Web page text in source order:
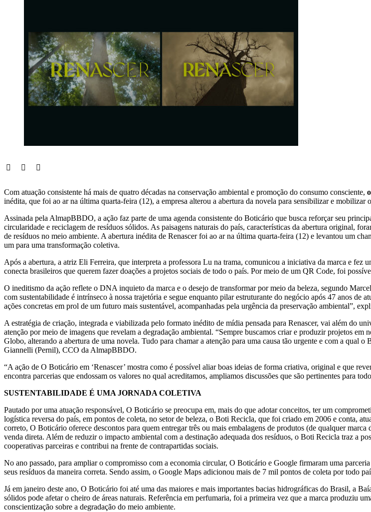
Com atuação consistente há mais de quatro décadas na conservação ambiental e promoção do consumo consciente,
inédita, que foi ao ar na última quarta-feira (12), a empresa alterou a abertura da novela para sensibilizar e
Assinada pela AlmapBBDO, a ação faz parte de uma agenda consistente do Boticário que busca reforçar seu
circularidade e reciclagem de resíduos sólidos. As paisagens naturais do país, características da abertura original,
de resíduos no meio ambiente. A abertura inédita de Renascer foi ao ar na última quarta-feira (12) e levantou um
um para uma transformação coletiva.
Após a abertura, a atriz Eli Ferreira, que interpreta a professora Lu na trama, comunicou a iniciativa da marca e
conecta brasileiros que querem fazer doações a projetos sociais de todo o país. Por meio de um QR Code, foi
O ineditismo da ação reflete o DNA inquieto da marca e o desejo de transformar por meio da beleza, segundo
com sustentabilidade é intrínseco à nossa trajetória e segue enquanto pilar estruturante do negócio após 47 anos de
ações concretas em prol de um futuro mais sustentável, acompanhadas pela urgência da preservação ambiental”,
A estratégia de criação, integrada e viabilizada pelo formato inédito de mídia pensada para Renascer, vai além do
atenção por meio de imagens que revelam a degradação ambiental. “Sempre buscamos criar e produzir projetos
Globo, alterando a abertura de uma novela. Tudo para chamar a atenção para uma causa tão urgente e com a qual
Giannelli (Pernil), CCO da AlmapBBDO.
“A ação de O Boticário em ‘Renascer’ mostra como é possível aliar boas ideias de forma criativa, original e que
encontra parcerias que endossam os valores no qual acreditamos, ampliamos discussões que são pertinentes para
SUSTENTABILIDADE É UMA JORNADA COLETIVA
Pautado por uma atuação responsável, O Boticário se preocupa em, mais do que adotar conceitos, ter um
logística reversa do país, em pontos de coleta, no setor de beleza, o Boti Recicla, que foi criado em 2006 e conta,
correto, O Boticário oferece descontos para quem entregar três ou mais embalagens de produtos (de qualquer
venda direta. Além de reduzir o impacto ambiental com a destinação adequada dos resíduos, o Boti Recicla traz a
cooperativas parceiras e contribui na frente de contrapartidas sociais.
No ano passado, para ampliar o compromisso com a economia circular, O Boticário e Google firmaram uma
seus resíduos da maneira correta. Sendo assim, o Google Maps adicionou mais de 7 mil pontos de coleta por todo
Já em janeiro deste ano, O Boticário foi até uma das maiores e mais importantes bacias hidrográficas do Brasil, a
sólidos pode afetar o cheiro de áreas naturais. Referência em perfumaria, foi a primeira vez que a marca produziu
conscientização sobre a degradação do meio ambiente.